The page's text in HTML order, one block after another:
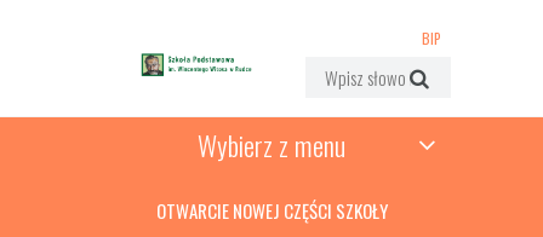
BIP
Wybierz z menu
OTWARCIE NOWEJ CZĘŚCI SZKOŁY